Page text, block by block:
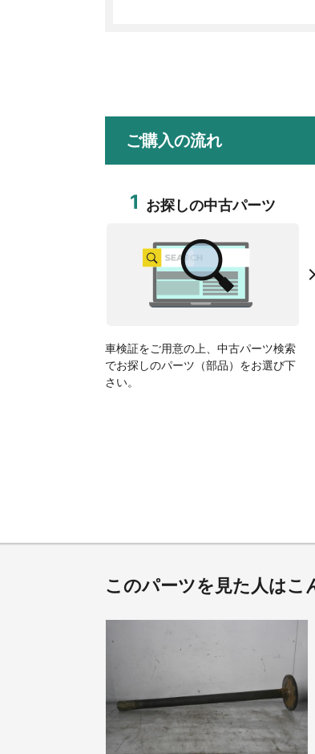
ご購入の流れ
1 お探しの中古パーツ
車検証をご用意の上、中古パーツ検索
でお探しのパーツ（部品）をお選び下
さい。
このパーツを見た人はこ